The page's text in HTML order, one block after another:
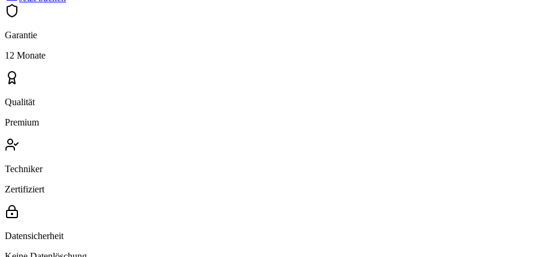
Garantie
12 Monate
Qualität
Premium
Techniker
Zertifiziert
Datensicherheit